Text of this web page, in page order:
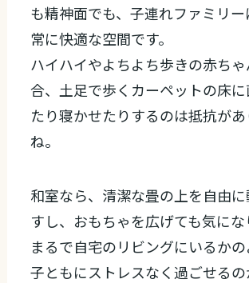
も精神面でも、子連れファミリ
常に快適な空間です。
ハイハイやよちよち歩きの赤ち
合、土足で歩くカーペットの床
たり寝かせたりするのは抵抗が
ね。
和室なら、清潔な畳の上を自由
すし、おもちゃを広げても気にな
まるで自宅のリビングにいるか
子ともにストレスなく過ごせる